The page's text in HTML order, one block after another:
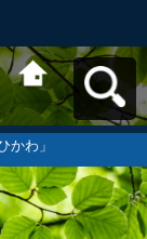
旭川市生涯学習
ポータルサイト
まなびネット
あさひかわ」へ
戻る
かわ」